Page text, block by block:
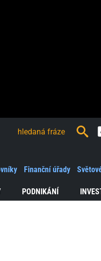
PODNIKÁNÍ
Finanční úřady